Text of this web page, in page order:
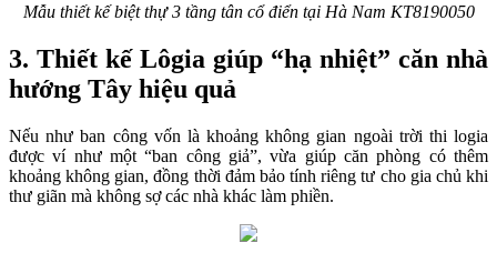
Mẫu thiết kế biệt thự 3 tầng tân cổ điển tại Hà Nam KT8190050
3. Thiết kế Lôgia giúp “hạ nhiệt” căn nhà
hướng Tây hiệu quả
Nếu như ban công vốn là khoảng không gian ngoài trời thi logia
được ví như một “ban công giả”, vừa giúp căn phòng có thêm
khoảng không gian, đồng thời đảm bảo tính riêng tư cho gia chủ khi
thư giãn mà không sợ các nhà khác làm phiền.